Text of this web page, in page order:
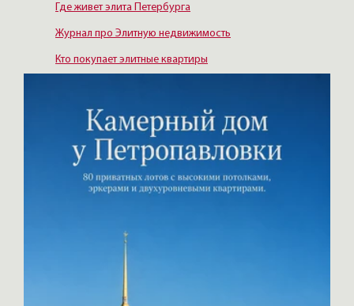
Где живет элита Петербурга
Журнал про Элитную недвижимость
Кто покупает элитные квартиры